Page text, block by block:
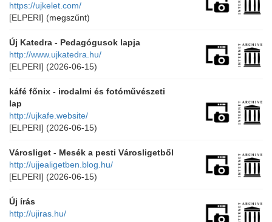
https://ujkelet.com/
[ELPERI] (megszűnt)
Új Katedra - Pedagógusok lapja
http://www.ujkatedra.hu/
[ELPERI] (2026-06-15)
káfé főnix - irodalmi és fotóművészeti
lap
http://ujkafe.website/
[ELPERI] (2026-06-15)
Városliget - Mesék a pesti Városligetből
http://ujjealigetben.blog.hu/
[ELPERI] (2026-06-15)
Új írás
http://ujiras.hu/